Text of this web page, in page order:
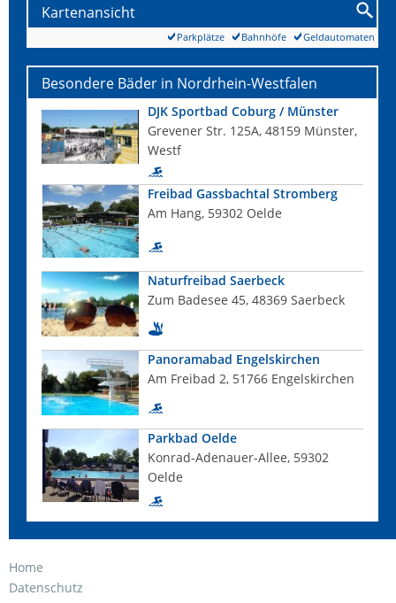
Kartenansicht
Geldautomaten
Bahnhöfe
Parkplätze
Besondere Bäder in Nordrhein-Westfalen
DJK Sportbad Coburg / Münster
Grevener Str. 125A, 48159 Münster,
Westf
Freibad Gassbachtal Stromberg
Am Hang, 59302 Oelde
Naturfreibad Saerbeck
Zum Badesee 45, 48369 Saerbeck
Panoramabad Engelskirchen
Am Freibad 2, 51766 Engelskirchen
Parkbad Oelde
Konrad-Adenauer-Allee, 59302
Oelde
Home
Datenschutz